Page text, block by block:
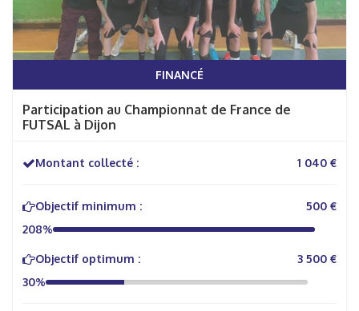
FINANCÉ
Participation au Championnat de France de
FUTSAL à Dijon
Montant collecté : 1 040 €
Objectif minimum :
500 €
208%
Objectif optimum :
3 500 €
30%